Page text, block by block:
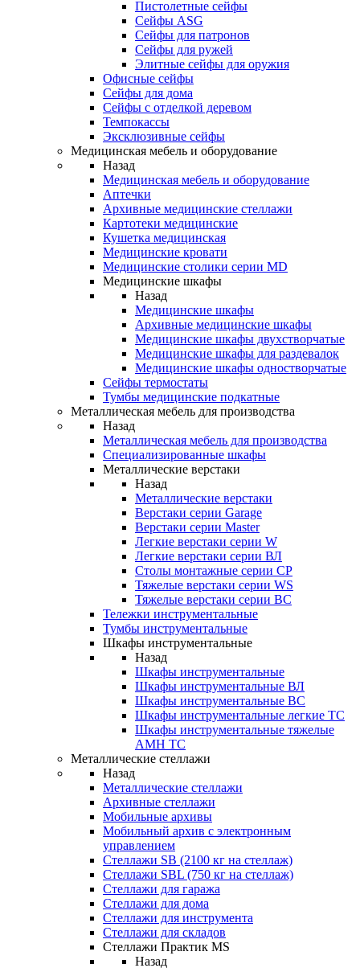
Пистолетные сейфы
Сейфы ASG
Сейфы для патронов
Сейфы для ружей
Элитные сейфы для оружия
Офисные сейфы
Сейфы для дома
Сейфы с отделкой деревом
Темпокассы
Эксклюзивные сейфы
Медицинская мебель и оборудование
Назад
Медицинская мебель и оборудование
Аптечки
Архивные медицинские стеллажи
Картотеки медицинские
Кушетка медицинская
Медицинские кровати
Медицинские столики серии MD
Медицинские шкафы
Назад
Медицинские шкафы
Архивные медицинские шкафы
Медицинские шкафы двухстворчатые
Медицинские шкафы для раздевалок
Медицинские шкафы одностворчатые
Сейфы термостаты
Тумбы медицинские подкатные
Металлическая мебель для производства
Назад
Металлическая мебель для производства
Cпециализированные шкафы
Металлические верстаки
Назад
Металлические верстаки
Верстаки серии Garage
Верстаки серии Master
Легкие верстаки серии W
Легкие верстаки серии ВЛ
Столы монтажные серии СР
Тяжелые верстаки серии WS
Тяжелые верстаки серии ВС
Тележки инструментальные
Тумбы инструментальные
Шкафы инструментальные
Назад
Шкафы инструментальные
Шкафы инструментальные ВЛ
Шкафы инструментальные ВС
Шкафы инструментальные легкие ТС
Шкафы инструментальные тяжелые
AMH TC
Металлические стеллажи
Назад
Металлические стеллажи
Архивные стеллажи
Мобильные архивы
Мобильный архив с электронным
управлением
Стеллажи SB (2100 кг на стеллаж)
Стеллажи SBL (750 кг на стеллаж)
Стеллажи для гаража
Стеллажи для дома
Стеллажи для инструмента
Стеллажи для складов
Стеллажи Практик MS
Назад